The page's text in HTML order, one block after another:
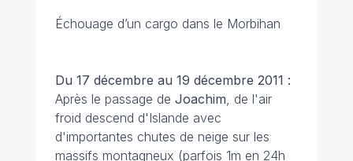
Échouage d’un cargo dans le Morbihan
Du 17 décembre au 19 décembre 2011 :
Après le passage de Joachim , de l'air
froid descend d'Islande avec
d'importantes chutes de neige sur les
massifs montagneux (parfois 1m en 24h